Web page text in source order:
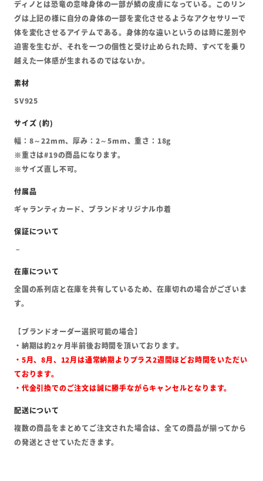
ディノとは恐竜の意味身体の一部が鱗の皮膚になっている。このリン
グは上記の様に自分の身体の一部を変化させるようなアクセサリーで
体を変化させるアイテムである。身体的な違いというのは時に差別や
迫害を生むが、それを一つの個性と受け止められた時、すべてを乗り
越えた一体感が生まれるのではないか。
SV925
幅：8～22mm、厚み：2～5mm、重さ：18g
※重さは#19の商品になります。
※サイズ直し不可。
ギャランティカード、ブランドオリジナル巾着
全国の系列店と在庫を共有しているため、在庫切れの場合がございま
す。
【ブランドオーダー選択可能の場合】
・納期は約2ヶ月半前後お時間を頂いております。
・5月、8月、12月は通常納期よりプラス2週間ほどお時間をいただい
ております。
・代金引換でのご注文は誠に勝手ながらキャンセルとなります。
複数の商品をまとめてご注文された場合は、全ての商品が揃ってから
の発送とさせていただきます。